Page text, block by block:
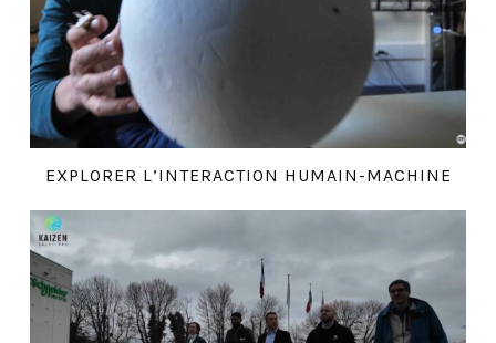
EXPLORER L’INTERACTION HUMAIN-MACHINE